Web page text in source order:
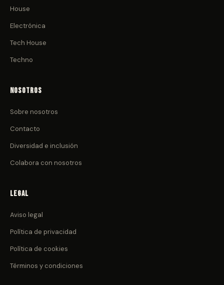
House
Electrónica
Tech House
Techno
Nosotros
Sobre nosotros
Contacto
Diversidad e inclusión
Colabora con nosotros
Legal
Aviso legal
Política de privacidad
Política de cookies
Términos y condiciones